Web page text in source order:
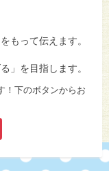
もって伝えます。
」を目指します。
！下のボタンからお